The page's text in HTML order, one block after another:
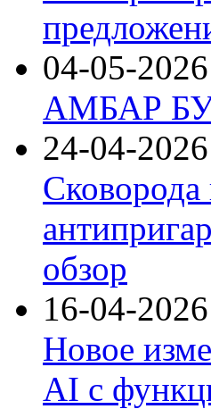
04-05-2026
АМБАР
24-04-2026
обзор
16-04-2026
Новое
AI с